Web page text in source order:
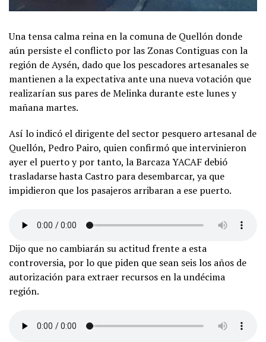
Una tensa calma reina en la comuna de Quellón donde
aún persiste el conflicto por las Zonas Contiguas con la
región de Aysén, dado que los pescadores artesanales se
mantienen a la expectativa ante una nueva votación que
realizarían sus pares de Melinka durante este lunes y
mañana martes.
Así lo indicó el dirigente del sector pesquero artesanal de
Quellón, Pedro Pairo, quien confirmó que intervinieron
ayer el puerto y por tanto, la Barcaza YACAF debió
trasladarse hasta Castro para desembarcar, ya que
impidieron que los pasajeros arribaran a ese puerto.
Dijo que no cambiarán su actitud frente a esta
controversia, por lo que piden que sean seis los años de
autorización para extraer recursos en la undécima
región.